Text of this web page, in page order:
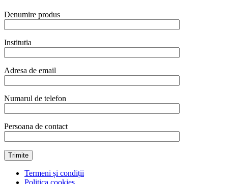
13-
24,
55x52x(H)40
mm
quantity
Denumire produs
Institutia
Adresa de email
Numarul de telefon
Persoana de contact
Termeni și condiții
Politica cookies